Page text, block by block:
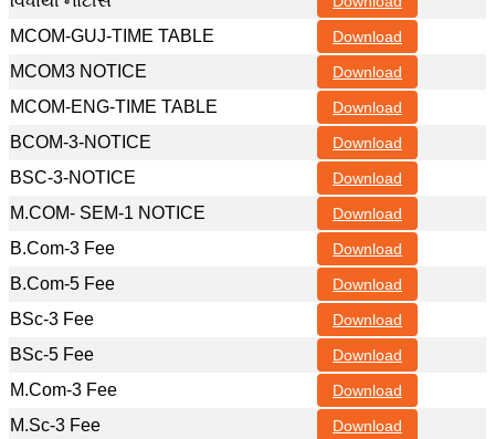
MCOM-GUJ-TIME TABLE Download
MCOM3 NOTICE Download
MCOM-ENG-TIME TABLE Download
BCOM-3-NOTICE Download
BSC-3-NOTICE Download
M.COM- SEM-1 NOTICE Download
B.Com-3 Fee Download
B.Com-5 Fee Download
BSc-3 Fee Download
BSc-5 Fee Download
M.Com-3 Fee Download
M.Sc-3 Fee Download